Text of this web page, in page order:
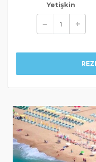
Yetişkin